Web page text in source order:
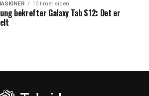
10 timer siden
bekrefter Galaxy Tab S12: Det er